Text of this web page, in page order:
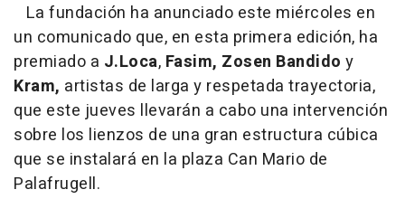
La fundación ha anunciado este miércoles en
un comunicado que, en esta primera edición, ha
premiado a J.Loca, Fasim, Zosen Bandido y
Kram, artistas de larga y respetada trayectoria,
que este jueves llevarán a cabo una intervención
sobre los lienzos de una gran estructura cúbica
que se instalará en la plaza Can Mario de
Palafrugell.